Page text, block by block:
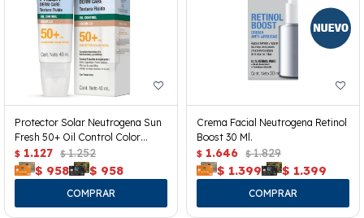
Protector Solar Neutrogena Sun
Fresh 50+ Oil Control Color
40ml.
$ 1.127 $ 1.252
$ 958 $ 958
Crema Facial Neutrogena Retinol
Boost 30 Ml.
$ 1.646 $ 1.829
$ 1.399 $ 1.399